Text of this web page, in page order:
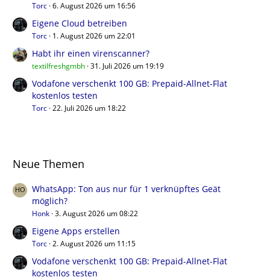
Torc 6. August 2026 um 16:56
Eigene Cloud betreiben
Torc 1. August 2026 um 22:01
Habt ihr einen virenscanner?
textilfreshgmbh 31. Juli 2026 um 19:19
Vodafone verschenkt 100 GB: Prepaid-Allnet-Flat
kostenlos testen
Torc 22. Juli 2026 um 18:22
Neue Themen
WhatsApp: Ton aus nur für 1 verknüpftes Geät
möglich?
Honk 3. August 2026 um 08:22
Eigene Apps erstellen
Torc 2. August 2026 um 11:15
Vodafone verschenkt 100 GB: Prepaid-Allnet-Flat
kostenlos testen